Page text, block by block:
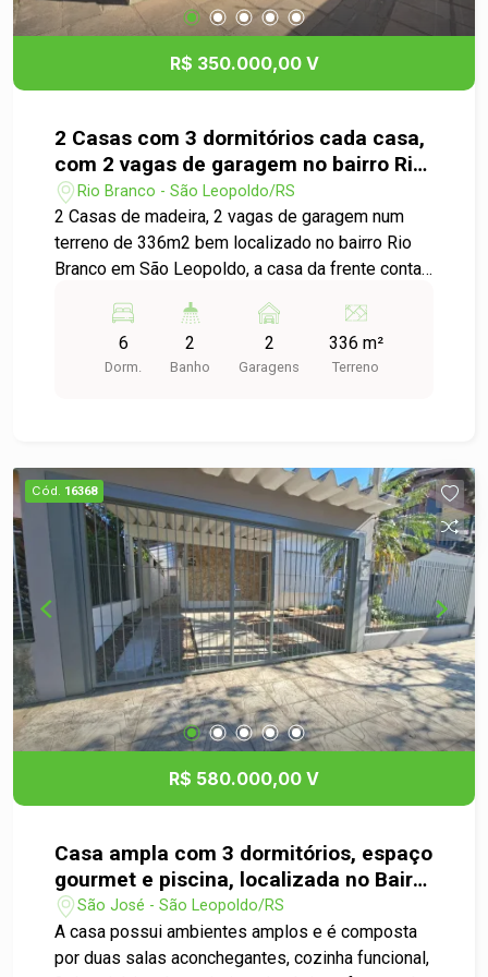
R$ 350.000,00 V
2 Casas com 3 dormitórios cada casa,
com 2 vagas de garagem no bairro Rio
Branco em São Leopoldo
Rio Branco - São Leopoldo/RS
2 Casas de madeira, 2 vagas de garagem num
terreno de 336m2 bem localizado no bairro Rio
Branco em São Leopoldo, a casa da frente conta
jantar integradas, 3 dormitórios e uma área de
churrasco com acesso direto a sala de estar e
jantar. Na casa ao fundos, com 3 dormitórios, um
ao mercados economix e a Avenida São Borja,
perto de lotéricas ponto de ônibus.
6
Dorm.
2
Banho
2
Garagens
336 m²
Terreno
Cód. 16368
R$ 580.000,00 V
Casa ampla com 3 dormitórios, espaço
gourmet e piscina, localizada no Bairro
São José
São José - São Leopoldo/RS
A casa possui ambientes amplos e é composta
por duas salas aconchegantes, cozinha funcional,